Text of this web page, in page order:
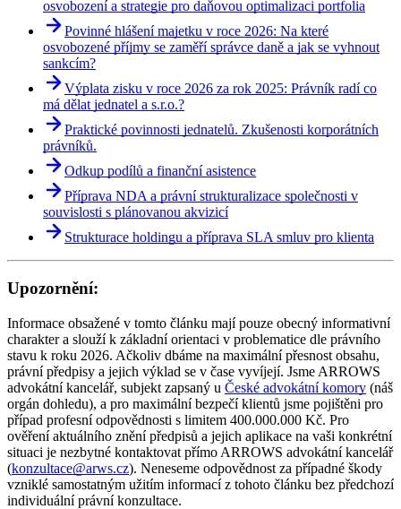
osvobození a strategie pro daňovou optimalizaci portfolia
Povinné hlášení majetku v roce 2026: Na které
osvobozené příjmy se zaměří správce daně a jak se vyhnout
sankcím?
Výplata zisku v roce 2026 za rok 2025: Právník radí co
má dělat jednatel a s.r.o.?
Praktické povinnosti jednatelů. Zkušenosti korporátních
právníků.
Odkup podílů a finanční asistence
Příprava NDA a právní strukturalizace společnosti v
souvislosti s plánovanou akvizicí
Strukturace holdingu a příprava SLA smluv pro klienta
Upozornění:
Informace obsažené v tomto článku mají pouze obecný informativní
charakter a slouží k základní orientaci v problematice dle právního
stavu k roku 2026. Ačkoliv dbáme na maximální přesnost obsahu,
právní předpisy a jejich výklad se v čase vyvíjejí. Jsme ARROWS
advokátní kancelář, subjekt zapsaný u České advokátní komory (náš
orgán dohledu), a pro maximální bezpečí klientů jsme pojištěni pro
případ profesní odpovědnosti s limitem 400.000.000 Kč. Pro
ověření aktuálního znění předpisů a jejich aplikace na vaši konkrétní
situaci je nezbytné kontaktovat přímo ARROWS advokátní kancelář
(konzultace@arws.cz). Neneseme odpovědnost za případné škody
vzniklé samostatným užitím informací z tohoto článku bez předchozí
individuální právní konzultace.